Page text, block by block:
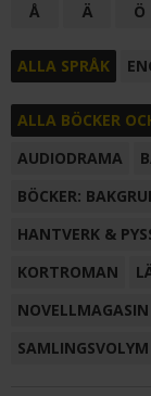
Å
Ä Ö
ALLA SPRÅK
ALLA BÖCKER
AUDIODRAMA
BÖCKER:
HANTVERK &
KORTROMAN
NOVELLMAGASIN
SAMLINGSVOLYM